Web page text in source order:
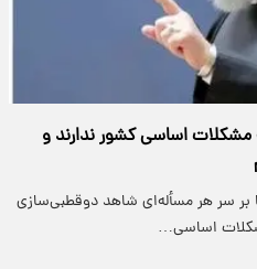
مشکلات اساسی کشور ندارند و
سر هر مسأله‌ای شاهد دوقطبی‌سازی
اساسی…